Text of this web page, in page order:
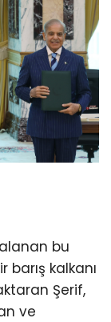
bu
kalkanı
Şerif,
ve